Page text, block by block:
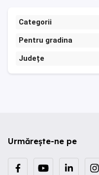
Categorii
Pentru gradina
Județe
Urmărește-ne pe